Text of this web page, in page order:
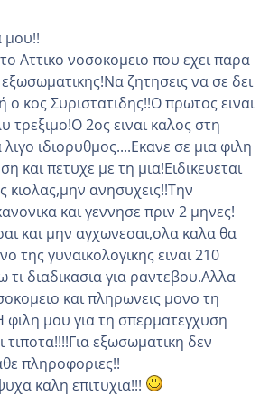
μου!!
Αττικο νοσοκομειο που εχει παρα
ζητησεις να σε δει
ο κος Συριστατιδης!!Ο πρωτος ειναι
τρεξιμο!Ο 2ος ειναι καλος στη
ιδιορυθμος....Εκανε σε μια φιλη
και πετυχε με τη μια!Ειδικευεται
κιολας,μην ανησυχεις!!Την
και γεννησε πριν 2 μηνες!
και μην αγχωνεσαι,ολα καλα θα
της γυναικολογικης ειναι 210
τι διαδικασια για ραντεβου.Αλλα
και πληρωνεις μονο τη
μου για τη σπερματεγχυση
τιποτα!!!!Για εξωσωματικη δεν
πληροφοριες!!
καλη επιτυχια!!!